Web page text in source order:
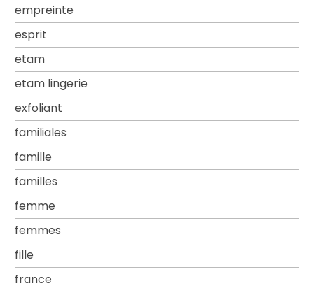
empreinte
esprit
etam
etam lingerie
exfoliant
familiales
famille
familles
femme
femmes
fille
france